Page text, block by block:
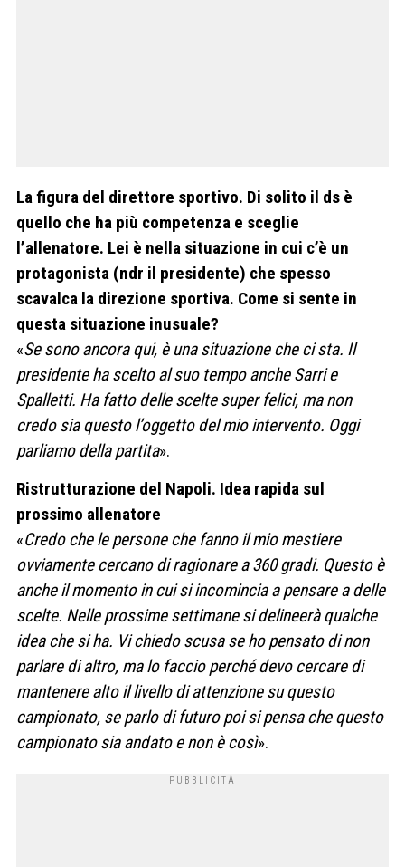
La figura del direttore sportivo. Di solito il ds è
quello che ha più competenza e sceglie
l’allenatore. Lei è nella situazione in cui c’è un
protagonista (ndr il presidente) che spesso
scavalca la direzione sportiva. Come si sente in
questa situazione inusuale?
«Se sono ancora qui, è una situazione che ci sta. Il
presidente ha scelto al suo tempo anche Sarri e
Spalletti. Ha fatto delle scelte super felici, ma non
credo sia questo l’oggetto del mio intervento. Oggi
parliamo della partita».
Ristrutturazione del Napoli. Idea rapida sul
prossimo allenatore
«Credo che le persone che fanno il mio mestiere
ovviamente cercano di ragionare a 360 gradi. Questo è
anche il momento in cui si incomincia a pensare a delle
scelte. Nelle prossime settimane si delineerà qualche
idea che si ha. Vi chiedo scusa se ho pensato di non
parlare di altro, ma lo faccio perché devo cercare di
mantenere alto il livello di attenzione su questo
campionato, se parlo di futuro poi si pensa che questo
campionato sia andato e non è così».